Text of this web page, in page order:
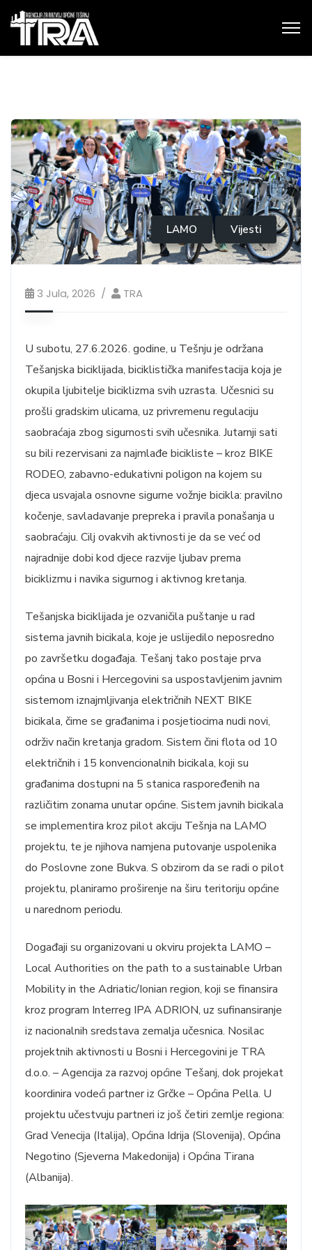
LAMO Vijesti
3 Jula, 2026 TRA
U subotu, 27.6.2026. godine, u Tešnju je održana
Tešanjska biciklijada, biciklistička manifestacija koja je
okupila ljubitelje biciklizma svih uzrasta. Učesnici su
prošli gradskim ulicama, uz privremenu regulaciju
saobraćaja zbog sigurnosti svih učesnika. Jutarnji sati
su bili rezervisani za najmlađe bicikliste – kroz BIKE
RODEO, zabavno-edukativni poligon na kojem su
djeca usvajala osnovne sigurne vožnje bicikla: pravilno
kočenje, savladavanje prepreka i pravila ponašanja u
saobraćaju. Cilj ovakvih aktivnosti je da se već od
najradnije dobi kod djece razvije ljubav prema
biciklizmu i navika sigurnog i aktivnog kretanja.
Tešanjska biciklijada je ozvaničila puštanje u rad
sistema javnih bicikala, koje je uslijedilo neposredno
po završetku događaja. Tešanj tako postaje prva
općina u Bosni i Hercegovini sa uspostavljenim javnim
sistemom iznajmljivanja električnih NEXT BIKE
bicikala, čime se građanima i posjetiocima nudi novi,
održiv način kretanja gradom. Sistem čini flota od 10
električnih i 15 konvencionalnih bicikala, koji su
građanima dostupni na 5 stanica raspoređenih na
različitim zonama unutar općine. Sistem javnih bicikala
se implementira kroz pilot akciju Tešnja na LAMO
projektu, te je njihova namjena putovanje uspolenika
do Poslovne zone Bukva. S obzirom da se radi o pilot
projektu, planiramo proširenje na širu teritoriju općine
u narednom periodu.
Događaji su organizovani u okviru projekta LAMO –
Local Authorities on the path to a sustainable Urban
Mobility in the Adriatic/Ionian region, koji se finansira
kroz program Interreg IPA ADRION, uz sufinansiranje
iz nacionalnih sredstava zemalja učesnica. Nosilac
projektnih aktivnosti u Bosni i Hercegovini je TRA
d.o.o. – Agencija za razvoj općine Tešanj, dok projekat
koordinira vodeći partner iz Grčke – Općina Pella. U
projektu učestvuju partneri iz još četiri zemlje regiona:
Grad Venecija (Italija), Općina Idrija (Slovenija), Općina
Negotino (Sjeverna Makedonija) i Općina Tirana
(Albanija).